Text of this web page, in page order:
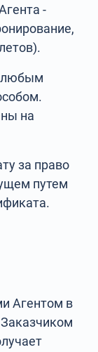
-
любым
на
за право
путем
Агентом в